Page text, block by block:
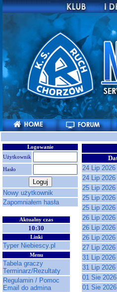
Logowanie
Użytkownik
Hasło
Nowy użytkownik
Zapomniałem hasła
Aktualny czas
10:30
Linki
Typer Niebiescy.pl
Menu
Tabela graczy
Terminarz/Rezultaty
Regulamin / Pomoc
Email do admina
24 Lip 2026
24 Lip 2026
25 Lip 2026
25 Lip 2026
25 Lip 2026
26 Lip 2026
26 Lip 2026
26 Lip 2026
27 Lip 2026
31 Lip 2026
31 Lip 2026
01 Sie 2026
01 Sie 2026